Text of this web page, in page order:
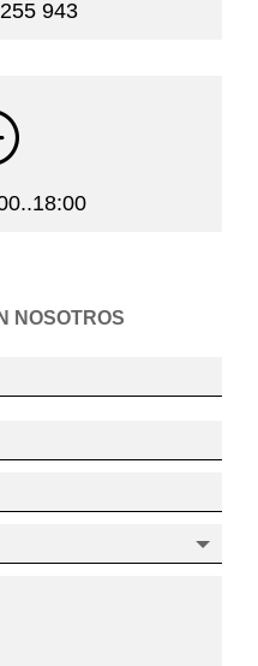
943
NOSOTROS